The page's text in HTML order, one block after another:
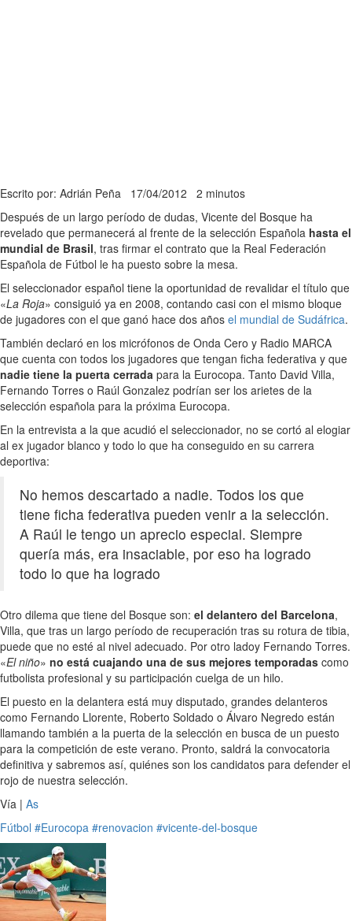
Escrito por: Adrián Peña 17/04/2012 2 minutos
Después de un largo período de dudas, Vicente del Bosque ha
revelado que permanecerá al frente de la selección Española hasta el
mundial de Brasil, tras firmar el contrato que la Real Federación
Española de Fútbol le ha puesto sobre la mesa.
El seleccionador español tiene la oportunidad de revalidar el título que
«La Roja» consiguió ya en 2008, contando casi con el mismo bloque
de jugadores con el que ganó hace dos años el mundial de Sudáfrica.
También declaró en los micrófonos de Onda Cero y Radio MARCA
que cuenta con todos los jugadores que tengan ficha federativa y que
nadie tiene la puerta cerrada para la Eurocopa. Tanto David Villa,
Fernando Torres o Raúl Gonzalez podrían ser los arietes de la
selección española para la próxima Eurocopa.
En la entrevista a la que acudió el seleccionador, no se cortó al elogiar
al ex jugador blanco y todo lo que ha conseguido en su carrera
deportiva:
No hemos descartado a nadie. Todos los que
tiene ficha federativa pueden venir a la selección.
A Raúl le tengo un aprecio especial. Siempre
quería más, era insaciable, por eso ha logrado
todo lo que ha logrado
Otro dilema que tiene del Bosque son: el delantero del Barcelona,
Villa, que tras un largo período de recuperación tras su rotura de tibia,
puede que no esté al nivel adecuado. Por otro ladoy Fernando Torres.
«El niño» no está cuajando una de sus mejores temporadas como
futbolista profesional y su participación cuelga de un hilo.
El puesto en la delantera está muy disputado, grandes delanteros
como Fernando Llorente, Roberto Soldado o Álvaro Negredo están
llamando también a la puerta de la selección en busca de un puesto
para la competición de este verano. Pronto, saldrá la convocatoria
definitiva y sabremos así, quiénes son los candidatos para defender el
rojo de nuestra selección.
Vía | As
Fútbol #Eurocopa #renovacion #vicente-del-bosque